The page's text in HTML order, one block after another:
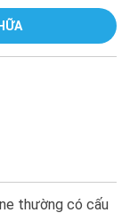
thường có cấu